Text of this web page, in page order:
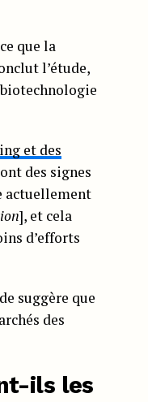
que la
l’étude,
et des
des signes
actuellement
], et cela
d’efforts
suggère que
des
ils les